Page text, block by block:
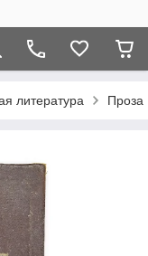
литература Проза